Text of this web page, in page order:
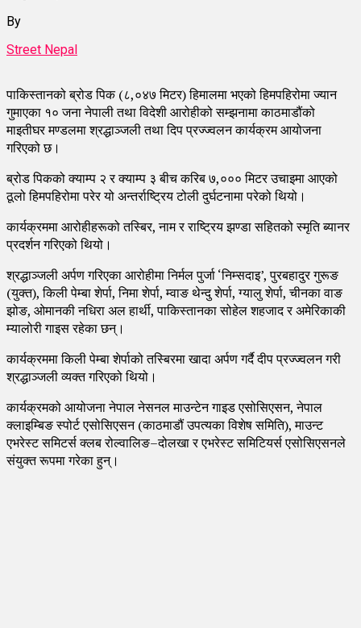
By
Street Nepal
पाकिस्तानको ब्रोड पिक (८,०४७ मिटर) हिमालमा भएको हिमपहिरोमा ज्यान
गुमाएका १० जना नेपाली तथा विदेशी आरोहीको सम्झनामा काठमाडौंको
माइतीघर मण्डलमा श्रद्धाञ्जली तथा दिप प्रज्ज्वलन कार्यक्रम आयोजना
गरिएको छ।
ब्रोड पिकको क्याम्प २ र क्याम्प ३ बीच करिब ७,००० मिटर उचाइमा आएको
ठूलो हिमपहिरोमा परेर यो अन्तर्राष्ट्रिय टोली दुर्घटनामा परेको थियो।
कार्यक्रममा आरोहीहरूको तस्बिर, नाम र राष्ट्रिय झण्डा सहितको स्मृति ब्यानर
प्रदर्शन गरिएको थियो।
श्रद्धाञ्जली अर्पण गरिएका आरोहीमा निर्मल पुर्जा ‘निम्सदाइ’, पुरबहादुर गुरूङ
(युक्त), किली पेम्बा शेर्पा, निमा शेर्पा, म्वाङ थेन्दु शेर्पा, ग्यालु शेर्पा, चीनका वाङ
झोङ, ओमानकी नधिरा अल हार्थी, पाकिस्तानका सोहेल शहजाद र अमेरिकाकी
म्यालोरी गाइस रहेका छन्।
कार्यक्रममा किली पेम्बा शेर्पाको तस्बिरमा खादा अर्पण गर्दै दीप प्रज्ज्वलन गरी
श्रद्धाञ्जली व्यक्त गरिएको थियो।
कार्यक्रमको आयोजना नेपाल नेसनल माउन्टेन गाइड एसोसिएसन, नेपाल
क्लाइम्बिङ स्पोर्ट एसोसिएसन (काठमाडौं उपत्यका विशेष समिति), माउन्ट
एभरेस्ट समिटर्स क्लब रोल्वालिङ–दोलखा र एभरेस्ट समिटियर्स एसोसिएसनले
संयुक्त रूपमा गरेका हुन्।